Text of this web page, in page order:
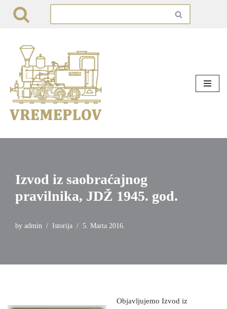
content
Izvod iz saobraćajnog
pravilnika, JDŽ 1945. god.
by admin Istorija 5. Marta 2016.
Objavljujemo Izvod iz